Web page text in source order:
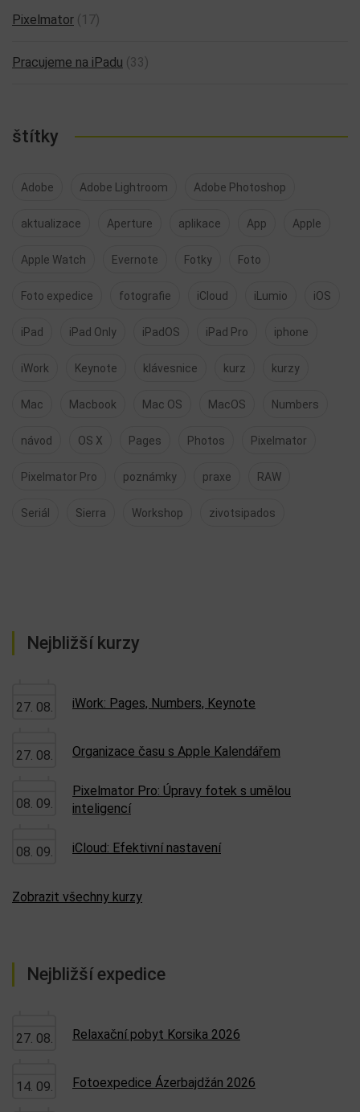
Pixelmator (17)
Pracujeme na iPadu (33)
štítky
Adobe Adobe Lightroom Adobe Photoshop
aktualizace Aperture aplikace App Apple
Apple Watch Evernote Fotky Foto
Foto expedice fotografie iCloud iLumio iOS
iPad iPad Only iPadOS iPad Pro iphone
iWork Keynote klávesnice kurz kurzy
Mac Macbook Mac OS MacOS Numbers
návod OS X Pages Photos Pixelmator
Pixelmator Pro poznámky praxe RAW
Seriál Sierra Workshop zivotsipados
Nejbližší kurzy
27. 08. iWork: Pages, Numbers, Keynote
27. 08. Organizace času s Apple Kalendářem
08. 09.
Pixelmator Pro: Úpravy fotek s umělou
inteligencí
08. 09. iCloud: Efektivní nastavení
Zobrazit všechny kurzy
Nejbližší expedice
27. 08. Relaxační pobyt Korsika 2026
14. 09. Fotoexpedice Ázerbajdžán 2026